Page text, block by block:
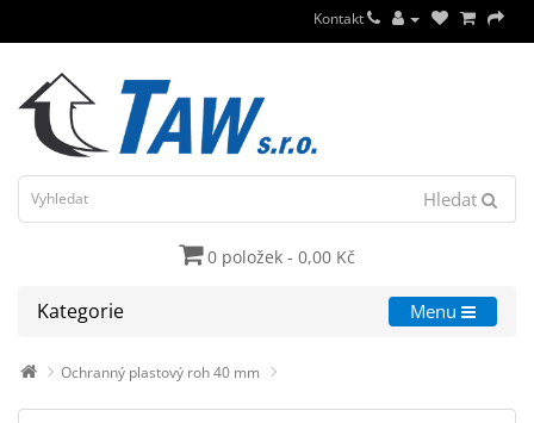
Kontakt
Hledat
0 položek - 0,00 Kč
Kategorie Menu
Ochranný plastový roh 40 mm